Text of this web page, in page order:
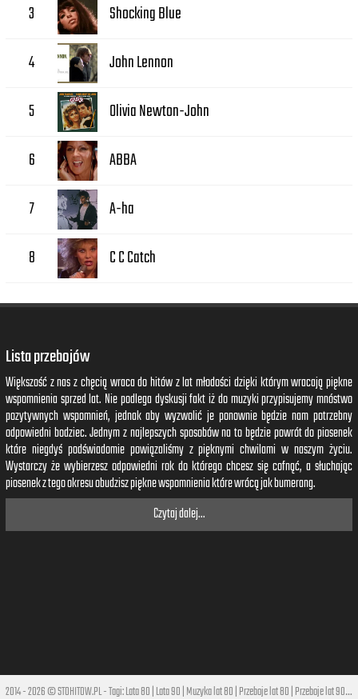
3 Shocking Blue
4 John Lennon
5 Olivia Newton-John
6 ABBA
7 A-ha
8 C C Catch
Lista przebojów
Większość z nas z chęcią wraca do hitów z lat młodości dzięki którym wracają piękne
wspomnienia sprzed lat. Nie podlega dyskusji fakt iż do muzyki przypisujemy mnóstwo
pozytywnych wspomnień, jednak aby wyzwolić je ponownie będzie nam potrzebny
odpowiedni bodziec. Jednym z najlepszych sposobów na to będzie powrót do piosenek
które niegdyś podświadomie powiązaliśmy z pięknymi chwilami w naszym życiu.
Wystarczy że wybierzesz odpowiedni rok do którego chcesz się cofnąć, a słuchając
piosenek z tego okresu obudzisz piękne wspomnienia które wrócą jak bumerang.
Czytaj dalej...
2014 - 2026 © STOHITOW.PL - Tagi:Lata 80|Lata 90|Muzyka lat 80|Przeboje lat 80|Przeboje lat 90|